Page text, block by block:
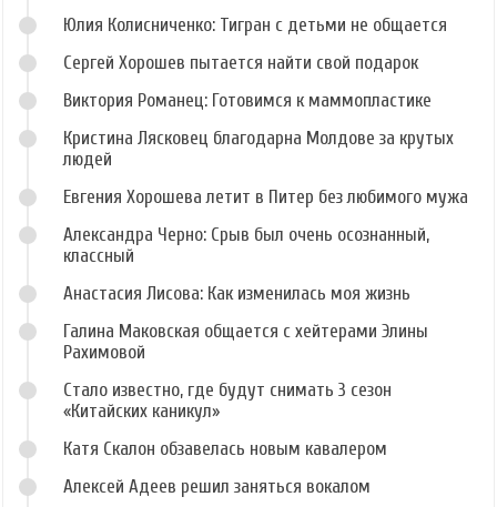
Юлия Колисниченко: Тигран с детьми не общается
Сергей Хорошев пытается найти свой подарок
Виктория Романец: Готовимся к маммопластике
Кристина Лясковец благодарна Молдове за крутых
людей
Евгения Хорошева летит в Питер без любимого мужа
Александра Черно: Срыв был очень осознанный,
классный
Анастасия Лисова: Как изменилась моя жизнь
Галина Маковская общается с хейтерами Элины
Рахимовой
Стало известно, где будут снимать 3 сезон
«Китайских каникул»
Катя Скалон обзавелась новым кавалером
Алексей Адеев решил заняться вокалом